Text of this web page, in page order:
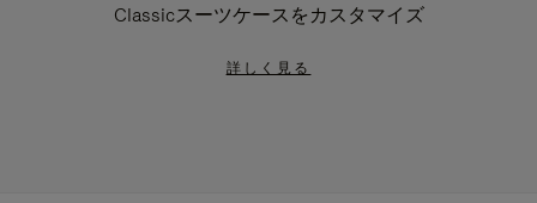
Classicスーツケースをカスタマイズ
詳しく見る